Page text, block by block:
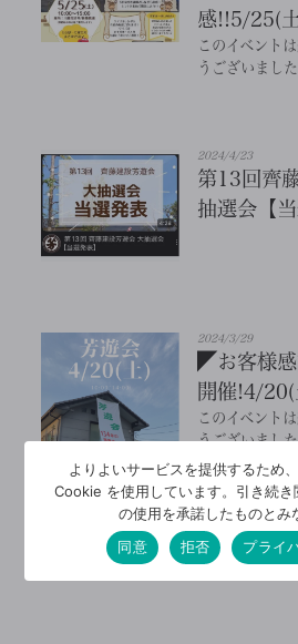
感!!5/25(
このイベント
うございました
2024/4/23
第13回齊
抽選会【
2024/3/29
◤お客様感
開催!4/
このイベント
うございまし
よりよいサービスを提供するため
Cookie を使用しています。引き続
の使用を承諾したものとみ
同意
拒否 プライ